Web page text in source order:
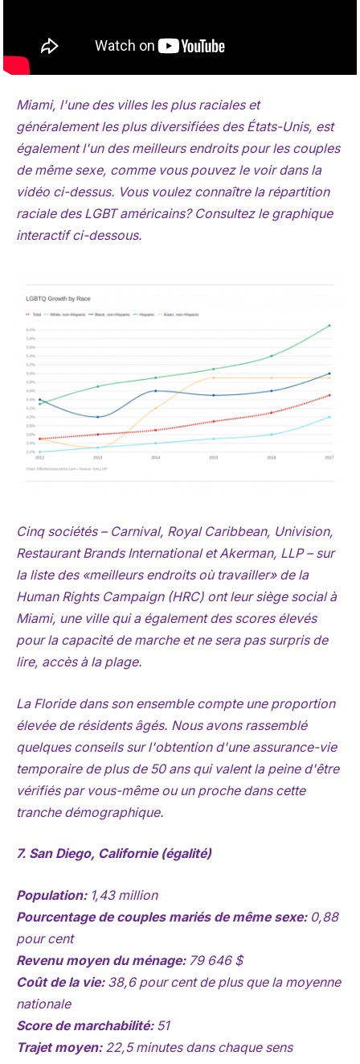
Miami, l'une des villes les plus raciales et
généralement les plus diversifiées des États-Unis, est
également l'un des meilleurs endroits pour les couples
de même sexe, comme vous pouvez le voir dans la
vidéo ci-dessus. Vous voulez connaître la répartition
raciale des LGBT américains? Consultez le graphique
interactif ci-dessous.
Cinq sociétés – Carnival, Royal Caribbean, Univision,
Restaurant Brands International et Akerman, LLP – sur
la liste des «meilleurs endroits où travailler» de la
Human Rights Campaign (HRC) ont leur siège social à
Miami, une ville qui a également des scores élevés
pour la capacité de marche et ne sera pas surpris de
lire, accès à la plage.
La Floride dans son ensemble compte une proportion
élevée de résidents âgés. Nous avons rassemblé
quelques conseils sur l'obtention d'une assurance-vie
temporaire de plus de 50 ans qui valent la peine d'être
vérifiés par vous-même ou un proche dans cette
tranche démographique.
7. San Diego, Californie (égalité)
Population:1,43 million
Pourcentage de couples mariés de même sexe:0,88
pour cent
Revenu moyen du ménage:79 646 $
Coût de la vie:38,6 pour cent de plus que la moyenne
nationale
Score de marchabilité:51
Trajet moyen:22,5 minutes dans chaque sens